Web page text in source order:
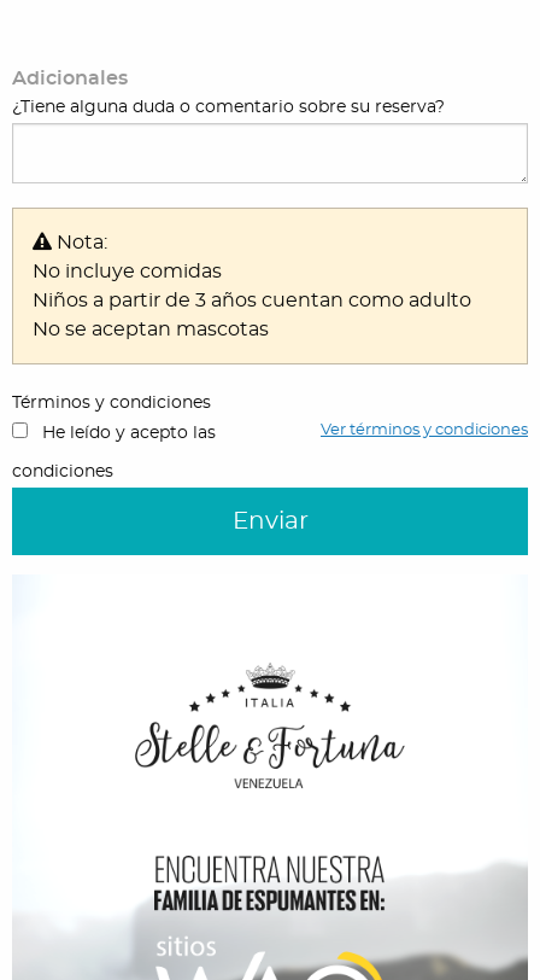
Adicionales
¿Tiene alguna duda o comentario sobre su reserva?
Nota:
No incluye comidas
Niños a partir de 3 años cuentan como adulto
No se aceptan mascotas
Términos y condiciones
Ver términos y condiciones
He leído y acepto las
condiciones
Enviar